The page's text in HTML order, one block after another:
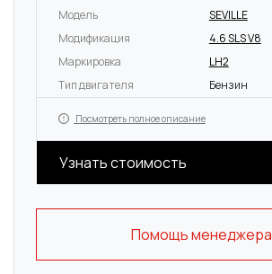
Модель
SEVILLE
Модификация
4.6 SLS V8
Маркировка
LH2
Тип двигателя
Бензин
Посмотреть полное описание
Узнать стоимость
Помощь менеджера